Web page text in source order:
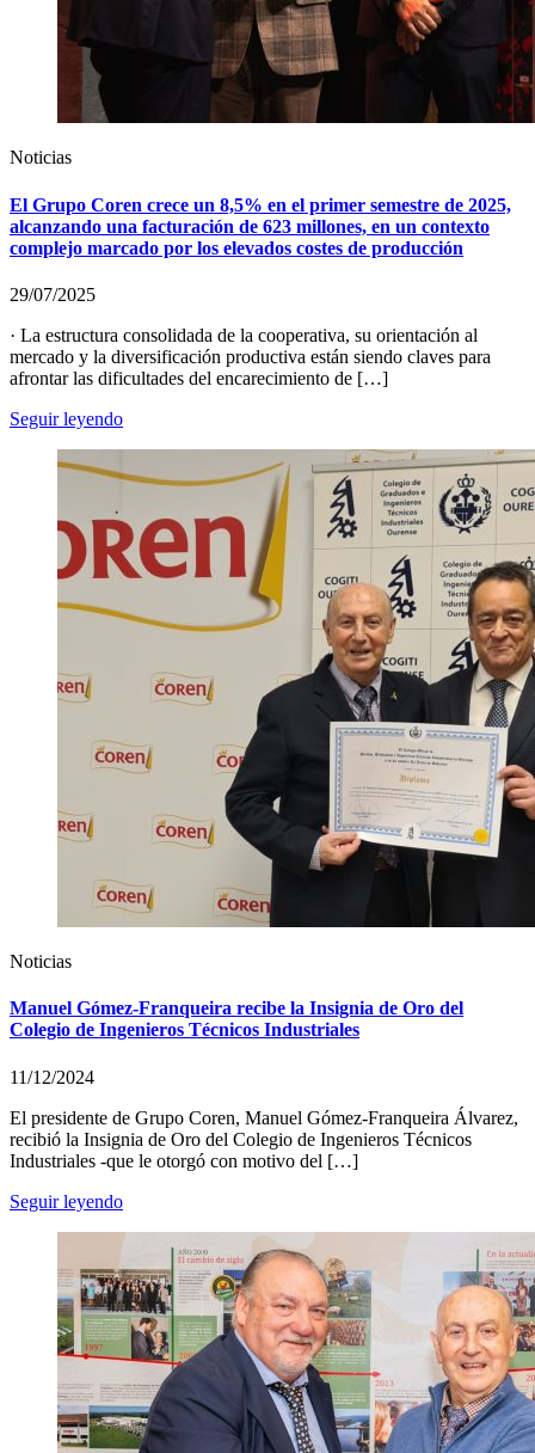
Noticias
El Grupo Coren crece un 8,5% en el primer semestre de 2025,
alcanzando una facturación de 623 millones, en un contexto
complejo marcado por los elevados costes de producción
29/07/2025
· La estructura consolidada de la cooperativa, su orientación al
mercado y la diversificación productiva están siendo claves para
afrontar las dificultades del encarecimiento de […]
Seguir leyendo
Noticias
Manuel Gómez-Franqueira recibe la Insignia de Oro del
Colegio de Ingenieros Técnicos Industriales
11/12/2024
El presidente de Grupo Coren, Manuel Gómez-Franqueira Álvarez,
recibió la Insignia de Oro del Colegio de Ingenieros Técnicos
Industriales -que le otorgó con motivo del […]
Seguir leyendo